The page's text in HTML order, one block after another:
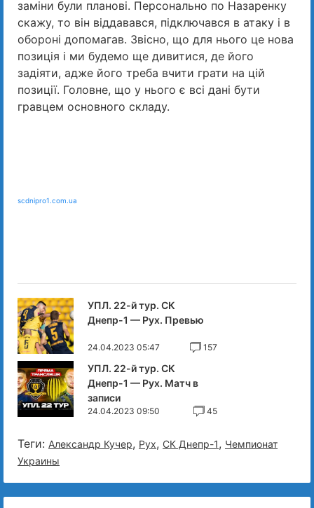
заміни були планові. Персонально по Назаренку
скажу, то він віддавався, підключався в атаку і в
обороні допомагав. Звісно, що для нього це нова
позиція і ми будемо ще дивитися, де його
задіяти, адже його треба вчити грати на цій
позиції. Головне, що у нього є всі дані бути
гравцем основного складу.
scdnipro1.com.ua
УПЛ. 22-й тур. СК
Днепр-1 — Рух. Превью
24.04.2023 05:47 157
УПЛ. 22-й тур. СК
Днепр-1 — Рух. Матч в
записи
24.04.2023 09:50 45
Теги: Александр Кучер, Рух, СК Днепр-1, Чемпионат
Украины